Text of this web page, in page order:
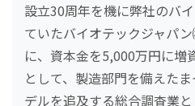
設立30周年を機に弊社のバ
ていたバイオテックジャパ
に、資本金を5,000万円に増
として、製造部門を備えた
デルを追及する総合調査業と